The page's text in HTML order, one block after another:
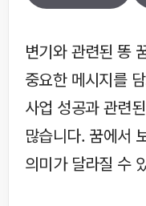
변기와 관련된 똥
중요한 메시지를
사업 성공과 관련
많습니다. 꿈에서
의미가 달라질 수